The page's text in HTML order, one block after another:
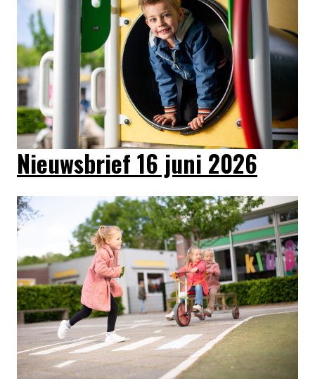
Nieuwsbrief 16 juni 2026